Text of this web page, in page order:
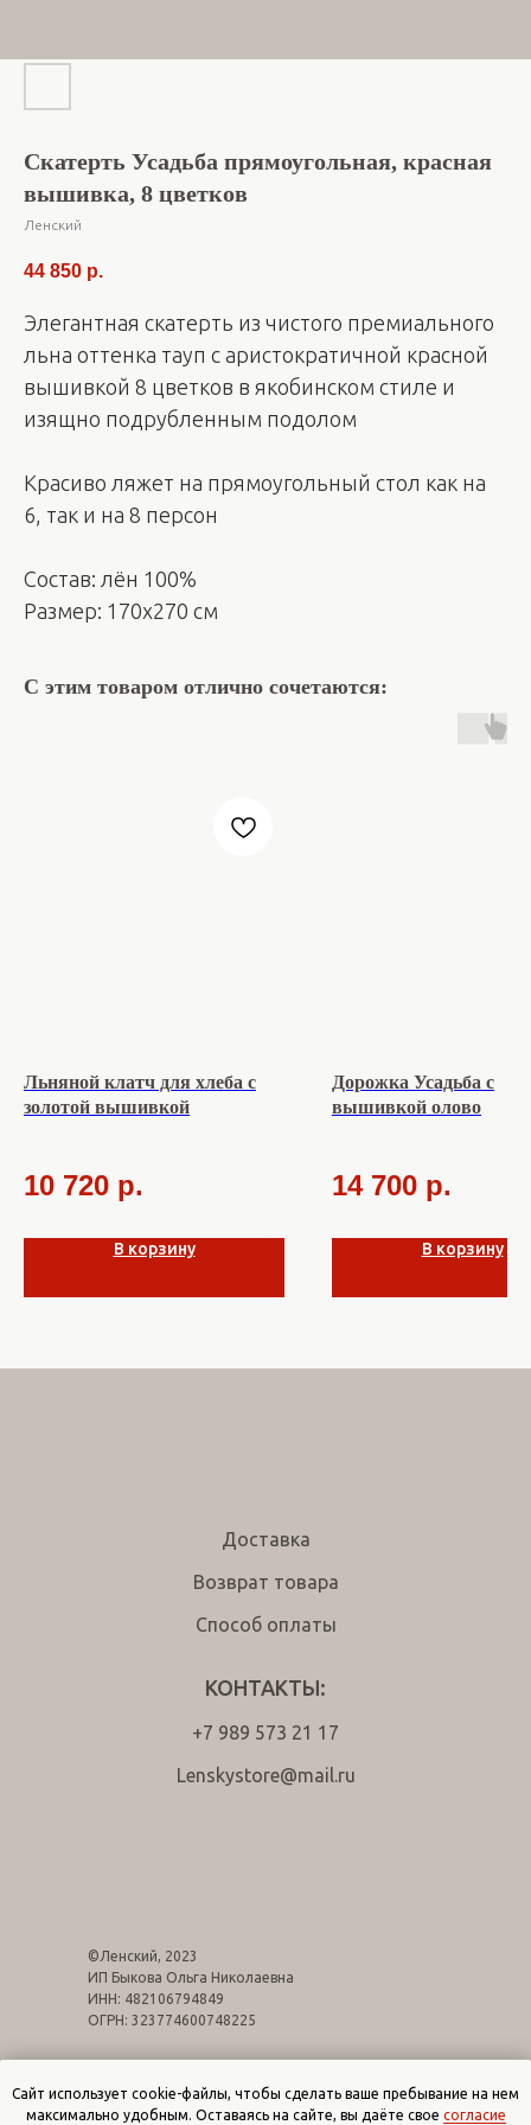
Скатерть Усадьба прямоугольная, красная
вышивка, 8 цветков
Ленский
44 850 р.
Элегантная скатерть из чистого премиального
льна оттенка тауп с аристократичной красной
вышивкой 8 цветков в якобинском стиле и
изящно подрубленным подолом
Красиво ляжет на прямоугольный стол как на
6, так и на 8 персон
Состав: лён 100%
Размер: 170х270 см
С этим товаром отлично сочетаются:
Льняной клатч для хлеба с
золотой вышивкой
10 720 р.
В корзину
Дорожка Усадьба с
вышивкой олово
14 700 р.
В корзину
©Ленский, 2023
ИП Быкова Ольга Николаевна
ИНН: 482106794849
ОГРН: 323774600748225
Политика конфиденциальности
Согласие на обработку персональных данных
КОНТАКТЫ:
+7 989 573 21 17
Lenskystore@mail.ru
Возврат товара
Способ оплаты
Доставка
Сайт использует cookie-файлы, чтобы сделать ваше пребывание на нем
максимально удобным. Оставаясь на сайте, вы даёте свое согласие